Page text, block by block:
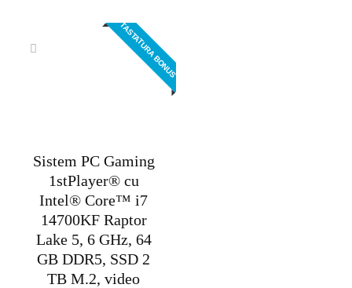
15.595,00 lei.
13.995,00 lei.
TASTATURA BONUS
Sistem PC Gaming
1stPlayer® cu
Intel® Core™ i7
14700KF Raptor
Lake 5, 6 GHz, 64
GB DDR5, SSD 2
TB M.2, video